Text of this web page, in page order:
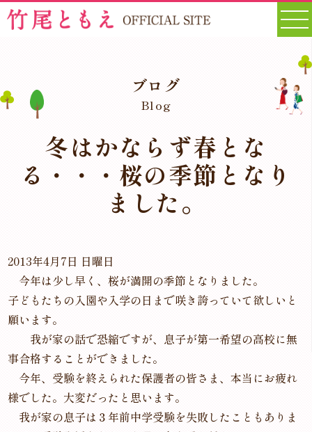
ブログ
Blog
冬はかならず春とな
る・・・桜の季節となり
ました。
2013年4月7日 日曜日
今年は少し早く、桜が満開の季節となりました。
子どもたちの入園や入学の日まで咲き誇っていて欲しいと
願います。
我が家の話で恐縮ですが、息子が第一希望の高校に無
事合格することができました。
今年、受験を終えられた保護者の皆さま、本当にお疲れ
様でした。大変だったと思います。
我が家の息子は３年前中学受験を失敗したこともありま